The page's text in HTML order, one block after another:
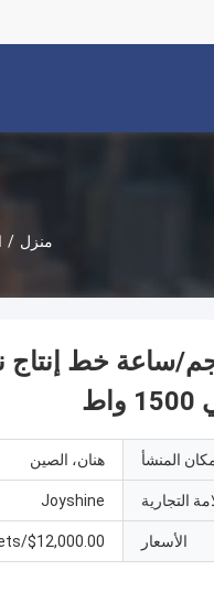
منزل /
كجم/ساعة خط
المنشأ هنان، الصين
التجارية Joyshine
الأسعار $12,000.00/sets 1-4 sets